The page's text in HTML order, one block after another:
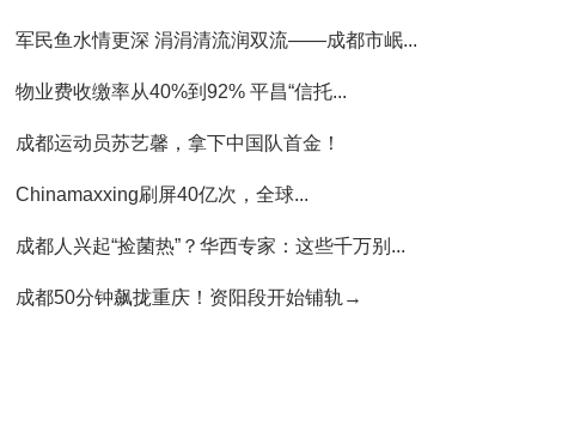
军民鱼水情更深 涓涓清流润双流——成都市岷...
物业费收缴率从40%到92% 平昌“信托...
成都运动员苏艺馨，拿下中国队首金！
Chinamaxxing刷屏40亿次，全球...
成都人兴起“捡菌热”？华西专家：这些千万别...
成都50分钟飙拢重庆！资阳段开始铺轨→